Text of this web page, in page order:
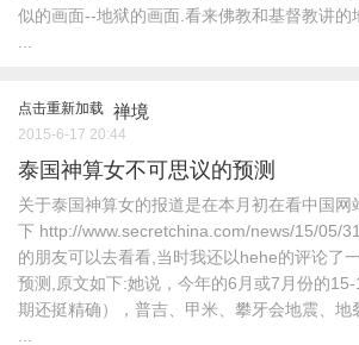
似的画面--地狱的画面.看来佛教和基督教讲的
点击重新加载 禅境
2015-6-17 20:44
泰国神算女不可思议的预测
关于泰国神算女的报道是在本月初在看中国网
下 http://www.secretchina.com/news/15/05/
的朋友可以去看看,当时我还以hehe的评论了
预测,原文如下:她说，今年的6月或7月份的
期还挺精确），普吉、甲米、攀牙会地震、地